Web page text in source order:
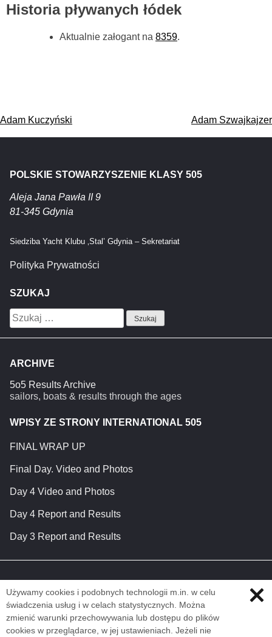
Historia pływanych łódek
Aktualnie załogant na 8359.
Nawigacja
wpisu
Adam Kuczyński Adam Szwajkajzer
POLSKIE STOWARZYSZENIE KLASY 505
Aleja Jana Pawła II 9
81-345 Gdynia
Siedziba Yacht Klubu ‚Stal’ Gdynia – Sekretariat
Polityka Prywatności
SZUKAJ
Szukaj:
ARCHIVE
5o5 Results Archive
sailors, boats & results through the ages
WPISY ZE STRONY INTERNATIONAL 505
FINAL WRAP UP
Final Day. Video and Photos
Day 4 Video and Photos
Day 4 Report and Results
Day 3 Report and Results
Używamy cookies i podobnych technologii m.in. w celu
świadczenia usług i w celach statystycznych. Można
zmienić warunki przechowywania lub dostępu do plików
cookies w przeglądarce, w jej ustawieniach. Jeżeli nie